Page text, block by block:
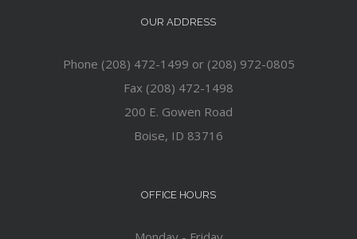
OUR ADDRESS
Phone (208) 472-1499 or (208) 972-0805
Fax (208) 472-1498
200 E. Gowen Road
Boise, ID 83716
OFFICE HOURS